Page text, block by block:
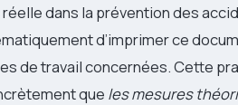
dans la prévention des
d’imprimer ce
de travail concernées. Cette
que les mesures